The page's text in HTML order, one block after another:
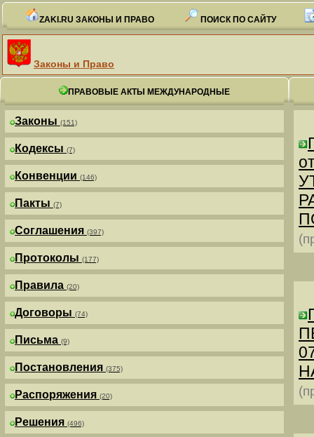
ZAKI.RU ЗАКОНЫ И ПРАВО ПОИСК ПО САЙТУ
Законы и Право
ПРАВОВЫЕ АКТЫ МЕЖДУНАРОДНЫЕ
Законы (151)
Кодексы (7)
Конвенции (146)
Пакты (7)
Соглашения (397)
Протоколы (177)
Правила (20)
Договоры (74)
Письма (9)
Постановления (375)
Распоряжения (20)
Решения (496)